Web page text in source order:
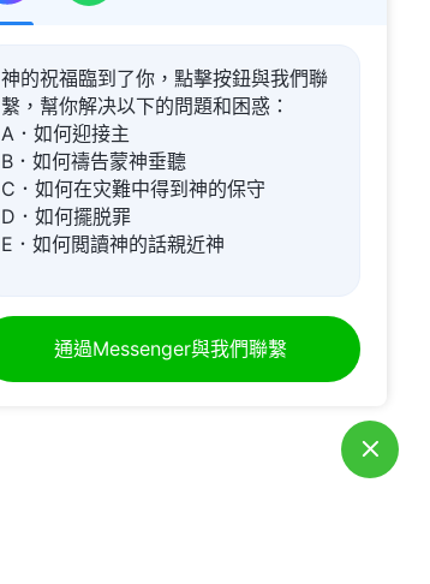
神的祝福臨到了你，點擊按鈕與我們聯
繫，幫你解决以下的問題和困惑：
A．如何迎接主
B．如何禱告蒙神垂聽
C．如何在灾難中得到神的保守
D．如何擺脱罪
E．如何閲讀神的話親近神
通過Messenger與我們聯繫